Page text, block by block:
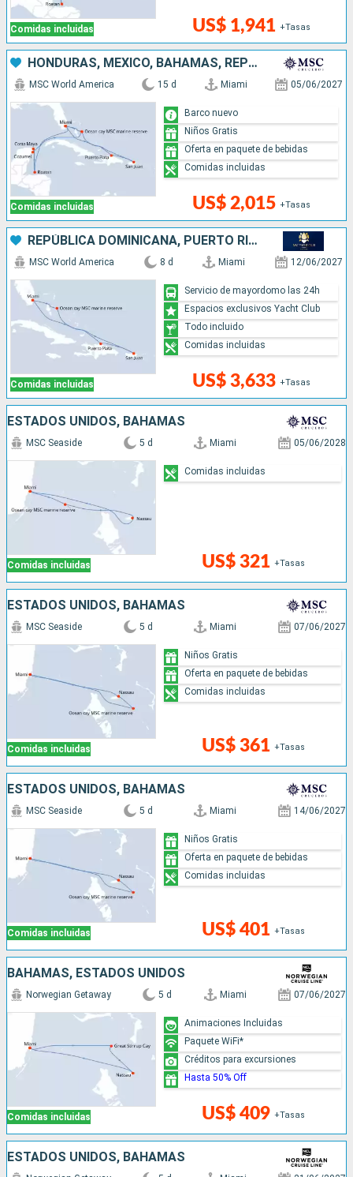
Comidas incluidas US$ 1,941 +Tasas
HONDURAS, MÉXICO, BAHAMAS, REPÚBLICA DOMINICANA, PUERTO RICO, ESTADOS UNIDOS
Comidas incluidas
MSC World America 15 d Miami 05/06/2027
US$ 2,015 +Tasas
Barco nuevo
Niños Gratis
Oferta en paquete de bebidas
Comidas incluidas
REPÚBLICA DOMINICANA, PUERTO RICO, BAHAMAS, ESTADOS UNIDOS
Comidas incluidas
MSC World America 8 d Miami 12/06/2027
US$ 3,633 +Tasas
Servicio de mayordomo las 24h
Espacios exclusivos Yacht Club
Todo incluido
Comidas incluidas
ESTADOS UNIDOS, BAHAMAS
Comidas incluidas
MSC Seaside 5 d Miami 05/06/2028
US$ 321 +Tasas
Comidas incluidas
ESTADOS UNIDOS, BAHAMAS
Comidas incluidas
MSC Seaside 5 d Miami 07/06/2027
US$ 361 +Tasas
Niños Gratis
Oferta en paquete de bebidas
Comidas incluidas
ESTADOS UNIDOS, BAHAMAS
Comidas incluidas
MSC Seaside 5 d Miami 14/06/2027
US$ 401 +Tasas
Niños Gratis
Oferta en paquete de bebidas
Comidas incluidas
BAHAMAS, ESTADOS UNIDOS
Comidas incluidas
Norwegian Getaway 5 d Miami 07/06/2027
US$ 409 +Tasas
Animaciones Incluidas
Paquete WiFi*
Créditos para excursiones
Hasta 50% Off
ESTADOS UNIDOS, BAHAMAS